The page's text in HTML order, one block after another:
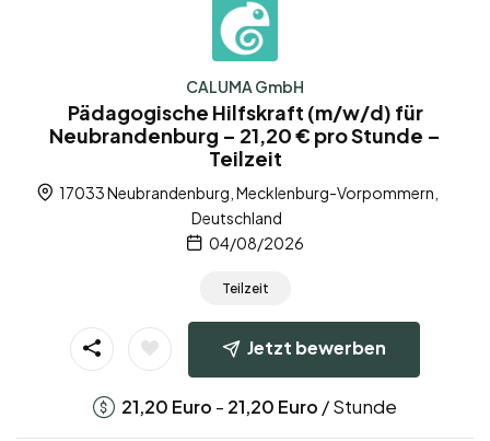
CALUMA GmbH
Pädagogische Hilfskraft (m/w/d) für
Neubrandenburg – 21,20 € pro Stunde –
Teilzeit
17033 Neubrandenburg, Mecklenburg-Vorpommern,
Deutschland
04/08/2026
Teilzeit
Jetzt bewerben
21,20 Euro - 21,20 Euro / Stunde